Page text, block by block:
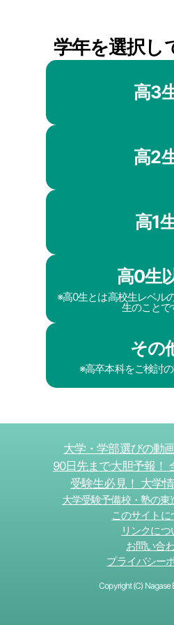
学年を選択し
高3
高2
高1
高0生
※高0生とは高校生レベル
生のことで
その
※高卒本科をご検討の
大学・学部選びの動
90日先まで大胆予報！
受験生必見！ 大学
大学受験予備校・塾の
このサイトに
リンクにつ
お問い合
プライバシー
Copyright (C) Nagase